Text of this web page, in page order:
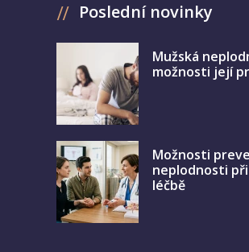
Poslední novinky
Mužská
možnosti její
Možnosti
neplodnosti
léčbě